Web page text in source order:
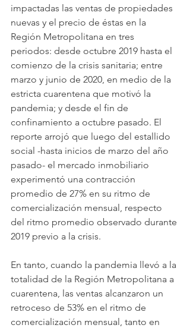
impactadas las ventas de propiedades
nuevas y el precio de éstas en la
Región Metropolitana en tres
periodos: desde octubre 2019 hasta el
comienzo de la crisis sanitaria; entre
marzo y junio de 2020, en medio de la
estricta cuarentena que motivó la
pandemia; y desde el fin de
confinamiento a octubre pasado. El
reporte arrojó que luego del estallido
social -hasta inicios de marzo del año
pasado- el mercado inmobiliario
experimentó una contracción
promedio de 27% en su ritmo de
comercialización mensual, respecto
del ritmo promedio observado durante
2019 previo a la crisis.
En tanto, cuando la pandemia llevó a la
totalidad de la Región Metropolitana a
cuarentena, las ventas alcanzaron un
retroceso de 53% en el ritmo de
comercialización mensual, tanto en